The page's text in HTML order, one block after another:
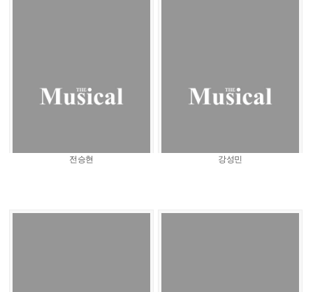
전승현 강성민